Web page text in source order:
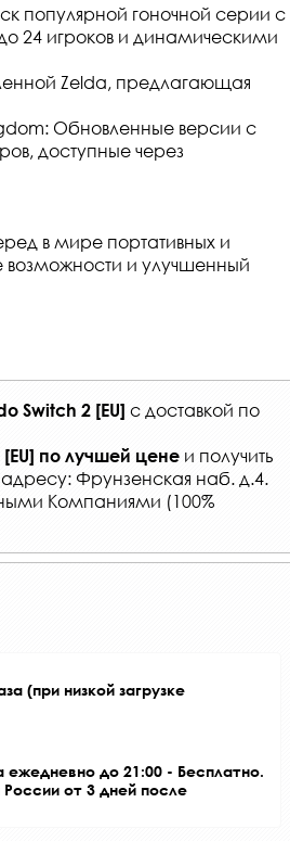
популярной гоночной серии с
24 игроков и динамическими
Zelda, предлагающая
Обновленные версии с
доступные через
в мире портативных и
и улучшенный
Switch 2 [EU] с доставкой по
по лучшей цене и получить
Фрунзенская наб. д.4.
Компаниями (100%
(при низкой загрузке
ежедневно до 21:00 - Бесплатно.
от 3 дней после